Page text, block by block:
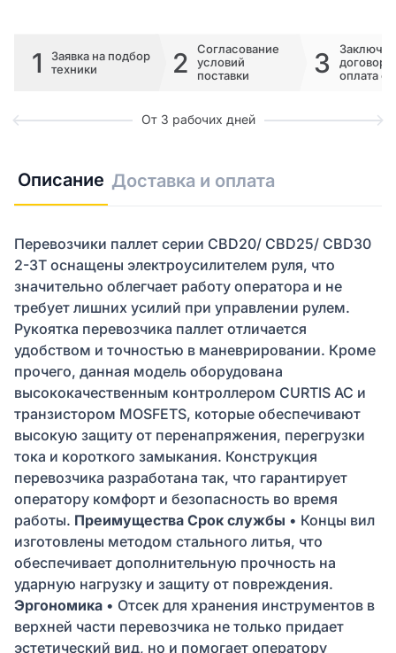
1
Заявка на подбор
техники
2
Согласование
условий
поставки
3
договора
оплата
От 3 рабочих дней
Описание Доставка и оплата
Перевозчики паллет серии CBD20/ CBD25/ CBD30
2-3T оснащены электроусилителем руля, что
значительно облегчает работу оператора и не
требует лишних усилий при управлении рулем.
Рукоятка перевозчика паллет отличается
удобством и точностью в маневрировании. Кроме
прочего, данная модель оборудована
высококачественным контроллером CURTIS AC и
транзистором MOSFETS, которые обеспечивают
высокую защиту от перенапряжения, перегрузки
тока и короткого замыкания. Конструкция
перевозчика разработана так, что гарантирует
оператору комфорт и безопасность во время
работы. Преимущества Срок службы • Концы вил
изготовлены методом стального литья, что
обеспечивает дополнительную прочность на
ударную нагрузку и защиту от повреждения.
Эргономика • Отсек для хранения инструментов в
верхней части перевозчика не только придает
эстетический вид, но и помогает оператору